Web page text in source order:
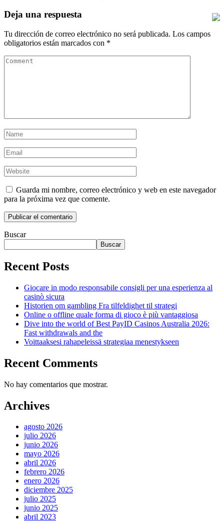
Deja una respuesta
Tu dirección de correo electrónico no será publicada. Los campos
obligatorios están marcados con *
Guarda mi nombre, correo electrónico y web en este navegador
para la próxima vez que comente.
Buscar
Buscar
Recent Posts
Giocare in modo responsabile consigli per una esperienza al
casinò sicura
Historien om gambling Fra tilfeldighet til strategi
Online o offline quale forma di gioco è più vantaggiosa
Dive into the world of Best PayID Casinos Australia 2026:
Fast withdrawals and the
Voittaaksesi rahapeleissä strategiaa menestykseen
Recent Comments
No hay comentarios que mostrar.
Archives
agosto 2026
julio 2026
junio 2026
mayo 2026
abril 2026
febrero 2026
enero 2026
diciembre 2025
julio 2025
junio 2025
abril 2023